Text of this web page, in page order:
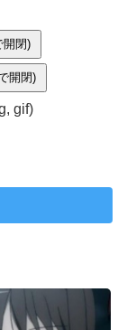
開閉)
開閉)
gif)